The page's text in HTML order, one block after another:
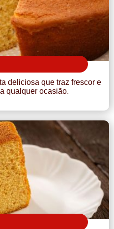
deliciosa que traz frescor e
qualquer ocasião.